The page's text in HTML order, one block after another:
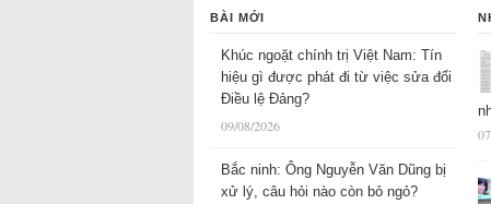
BÀI MỚI
Khúc ngoặt chính trị Việt Nam: Tín
hiệu gì được phát đi từ việc sửa đổi
Điều lệ Đảng?
09/08/2026
Bắc ninh: Ông Nguyễn Văn Dũng bị
xử lý, câu hỏi nào còn bỏ ngỏ?